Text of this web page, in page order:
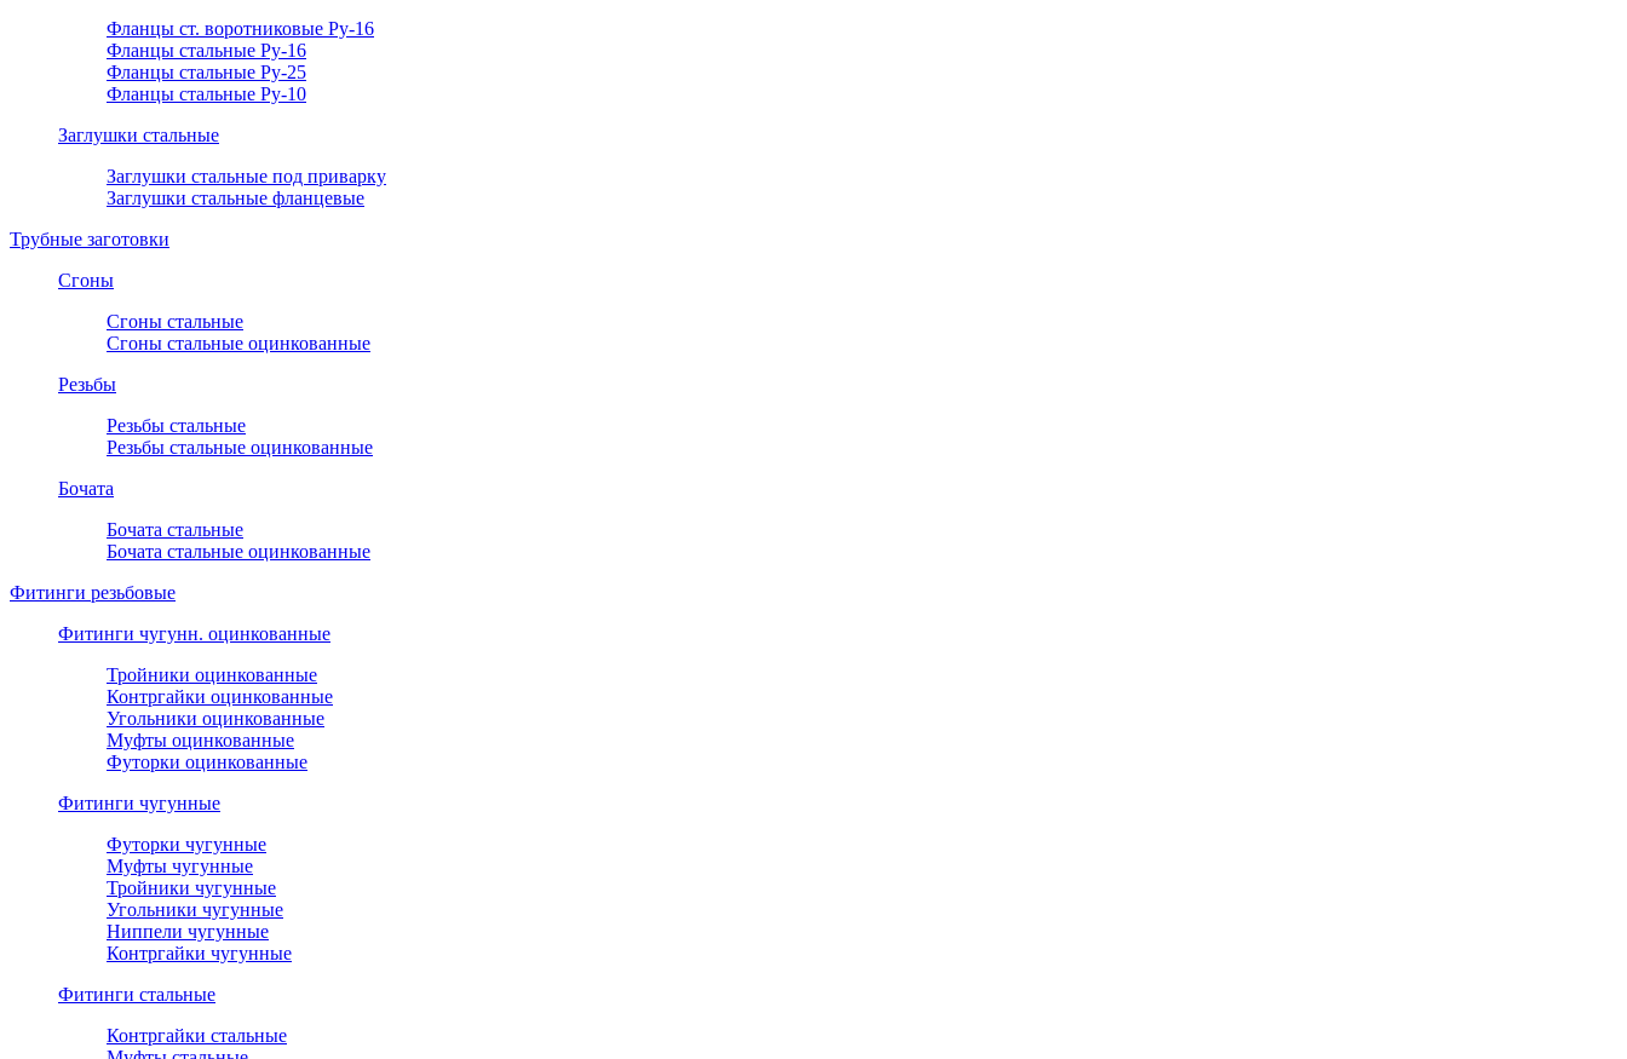
Фланцы ст. воротниковые Ру-16
Фланцы стальные Ру-16
Фланцы стальные Ру-25
Фланцы стальные Ру-10
Заглушки стальные
Заглушки стальные под приварку
Заглушки стальные фланцевые
Трубные заготовки
Сгоны
Сгоны стальные
Сгоны стальные оцинкованные
Резьбы
Резьбы стальные
Резьбы стальные оцинкованные
Бочата
Бочата стальные
Бочата стальные оцинкованные
Фитинги резьбовые
Фитинги чугунн. оцинкованные
Тройники оцинкованные
Контргайки оцинкованные
Угольники оцинкованные
Муфты оцинкованные
Футорки оцинкованные
Фитинги чугунные
Футорки чугунные
Муфты чугунные
Тройники чугунные
Угольники чугунные
Ниппели чугунные
Контргайки чугунные
Фитинги стальные
Контргайки стальные